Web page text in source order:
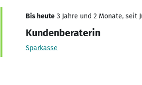
Bis heute 3 Jahre und 2 Monate, seit
Kundenberaterin
Sparkasse